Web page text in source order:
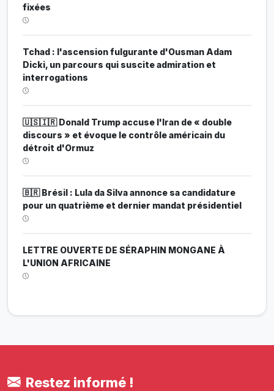
fixées
Tchad : l'ascension fulgurante d'Ousman Adam
Dicki, un parcours qui suscite admiration et
interrogations
🇺🇸🇮🇷 Donald Trump accuse l'Iran de « double
discours » et évoque le contrôle américain du
détroit d'Ormuz
🇧🇷 Brésil : Lula da Silva annonce sa candidature
pour un quatrième et dernier mandat présidentiel
LETTRE OUVERTE DE SÉRAPHIN MONGANE À
L'UNION AFRICAINE
Restez informé !